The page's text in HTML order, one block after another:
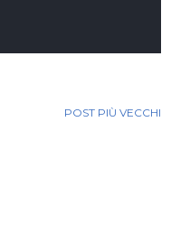
POST PIÙ VECCHI